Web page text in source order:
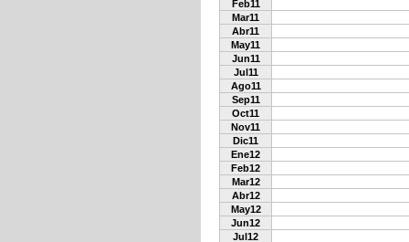
Feb11
Mar11
Abr11
May11
Jun11
Jul11
Ago11
Sep11
Oct11
Nov11
Dic11
Ene12
Feb12
Mar12
Abr12
May12
Jun12
Jul12